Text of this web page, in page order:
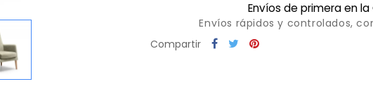
Envíos de primera en
Envíos rápidos y controlados,
Compartir